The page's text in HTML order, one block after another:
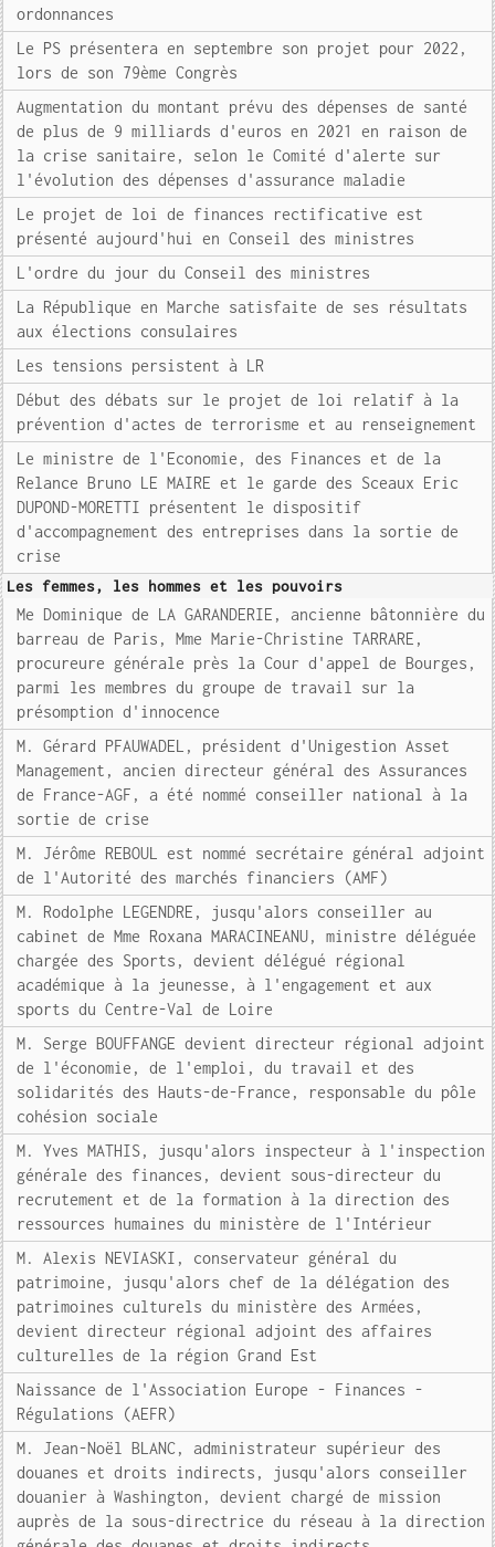
ordonnances
Le PS présentera en septembre son projet pour 2022,
lors de son 79ème Congrès
Augmentation du montant prévu des dépenses de santé
de plus de 9 milliards d'euros en 2021 en raison de
la crise sanitaire, selon le Comité d'alerte sur
l'évolution des dépenses d'assurance maladie
Le projet de loi de finances rectificative est
présenté aujourd'hui en Conseil des ministres
L'ordre du jour du Conseil des ministres
La République en Marche satisfaite de ses résultats
aux élections consulaires
Les tensions persistent à LR
Début des débats sur le projet de loi relatif à la
prévention d'actes de terrorisme et au renseignement
Le ministre de l'Economie, des Finances et de la
Relance Bruno LE MAIRE et le garde des Sceaux Eric
DUPOND-MORETTI présentent le dispositif
d'accompagnement des entreprises dans la sortie de
crise
Les femmes, les hommes et les pouvoirs
Me Dominique de LA GARANDERIE, ancienne bâtonnière du
barreau de Paris, Mme Marie-Christine TARRARE,
procureure générale près la Cour d'appel de Bourges,
parmi les membres du groupe de travail sur la
présomption d'innocence
M. Gérard PFAUWADEL, président d'Unigestion Asset
Management, ancien directeur général des Assurances
de France-AGF, a été nommé conseiller national à la
sortie de crise
M. Jérôme REBOUL est nommé secrétaire général adjoint
de l'Autorité des marchés financiers (AMF)
M. Rodolphe LEGENDRE, jusqu'alors conseiller au
cabinet de Mme Roxana MARACINEANU, ministre déléguée
chargée des Sports, devient délégué régional
académique à la jeunesse, à l'engagement et aux
sports du Centre-Val de Loire
M. Serge BOUFFANGE devient directeur régional adjoint
de l'économie, de l'emploi, du travail et des
solidarités des Hauts-de-France, responsable du pôle
cohésion sociale
M. Yves MATHIS, jusqu'alors inspecteur à l'inspection
générale des finances, devient sous-directeur du
recrutement et de la formation à la direction des
ressources humaines du ministère de l'Intérieur
M. Alexis NEVIASKI, conservateur général du
patrimoine, jusqu'alors chef de la délégation des
patrimoines culturels du ministère des Armées,
devient directeur régional adjoint des affaires
culturelles de la région Grand Est
Naissance de l'Association Europe - Finances -
Régulations (AEFR)
M. Jean-Noël BLANC, administrateur supérieur des
douanes et droits indirects, jusqu'alors conseiller
douanier à Washington, devient chargé de mission
auprès de la sous-directrice du réseau à la direction